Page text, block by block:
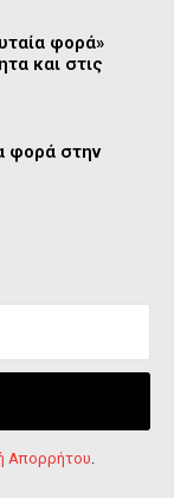
φορά»
και στις
φορά στην
Απορρήτου.